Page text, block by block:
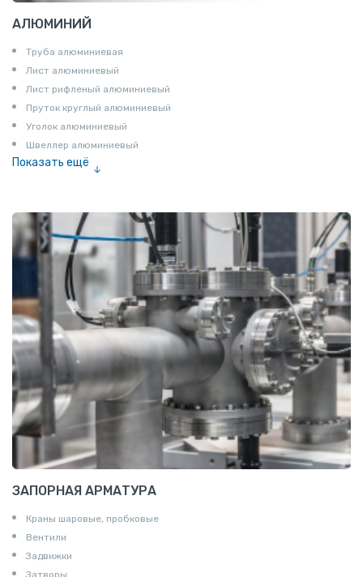
АЛЮМИНИЙ
Труба алюминиевая
Лист алюминиевый
Лист рифленый алюминиевый
Пруток круглый алюминиевый
Уголок алюминиевый
Швеллер алюминиевый
Показать ещё
Шина электротехническая
Алюминиевая плита
Z профиль алюминиевый
Т профиль алюминиевый
Пруток квадратный алюминиевый
Полоса алюминиевая
Пруток шестигранный алюминиевый
ЗАПОРНАЯ АРМАТУРА
Краны шаровые, пробковые
Вентили
Задвижки
Затворы